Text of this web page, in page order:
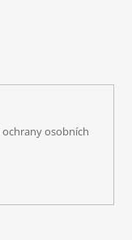
osobních